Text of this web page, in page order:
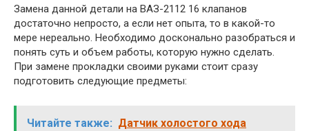
Замена данной детали на ВАЗ-2112 16 клапанов
достаточно непросто, а если нет опыта, то в какой-то
мере нереально. Необходимо досконально разобраться и
понять суть и объем работы, которую нужно сделать.
При замене прокладки своими руками стоит сразу
подготовить следующие предметы:
Читайте также: Датчик холостого хода